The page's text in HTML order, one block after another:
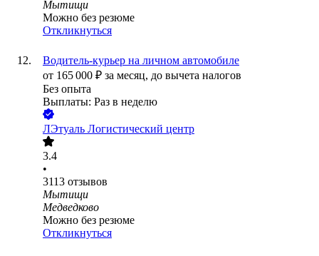
Мытищи
Можно без резюме
Откликнуться
Водитель-курьер на личном автомобиле
от 165 000 ₽ за месяц, до вычета налогов
Без опыта
Выплаты: Раз в неделю
ЛЭтуаль Логистический центр
3.4
•
3113 отзывов
Мытищи
Медведково
Можно без резюме
Откликнуться